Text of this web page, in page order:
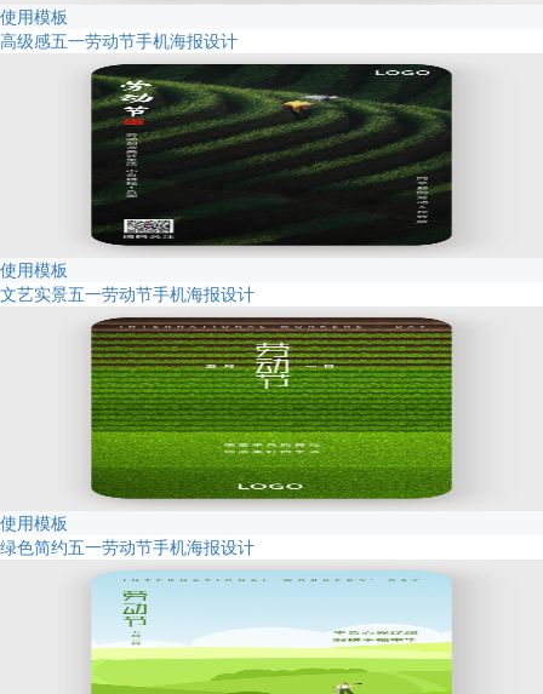
使用模板
高级感五一劳动节手机海报设计
使用模板
文艺实景五一劳动节手机海报设计
使用模板
绿色简约五一劳动节手机海报设计